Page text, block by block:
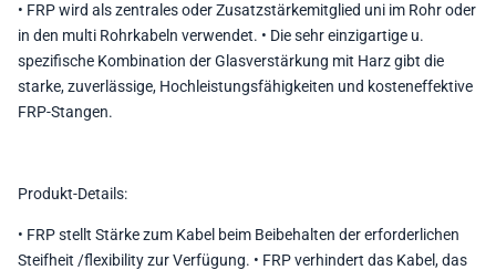
• FRP wird als zentrales oder Zusatzstärkemitglied uni im Rohr oder
in den multi Rohrkabeln verwendet. • Die sehr einzigartige u.
spezifische Kombination der Glasverstärkung mit Harz gibt die
starke, zuverlässige, Hochleistungsfähigkeiten und kosteneffektive
FRP-Stangen.
Produkt-Details:
• FRP stellt Stärke zum Kabel beim Beibehalten der erforderlichen
Steifheit /flexibility zur Verfügung. • FRP verhindert das Kabel, das